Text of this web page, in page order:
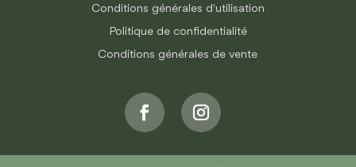
Conditions générales d'utilisation
Politique de confidentialité
Conditions générales de vente